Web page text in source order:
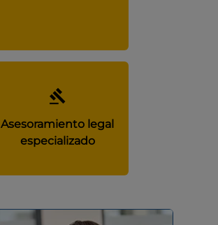
Asesoramiento legal
especializado